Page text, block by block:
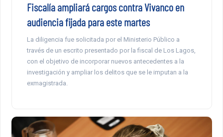
Fiscalía ampliará cargos contra Vivanco en
audiencia fijada para este martes
La diligencia fue solicitada por el Ministerio Público a
través de un escrito presentado por la fiscal de Los Lagos,
con el objetivo de incorporar nuevos antecedentes a la
investigación y ampliar los delitos que se le imputan a la
exmagistrada.